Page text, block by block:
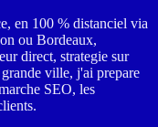
en 100 % distanciel via
ou Bordeaux,
direct, strategie sur
ville, j'ai prepare
SEO, les